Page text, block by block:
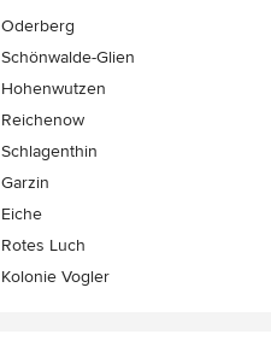
Oderberg
Schönwalde-Glien
Hohenwutzen
Reichenow
Schlagenthin
Garzin
Eiche
Rotes Luch
Kolonie Vogler